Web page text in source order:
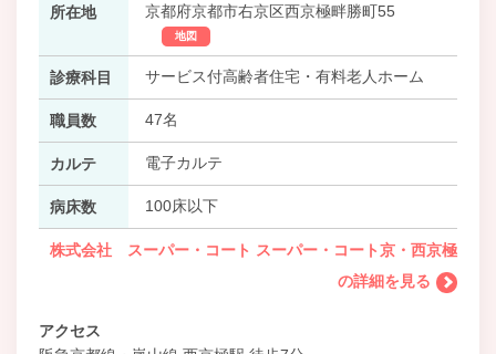
所在地 京都府京都市右京区西京極畔勝町55
地図
診療科目 サービス付高齢者住宅・有料老人ホーム
職員数 47名
カルテ 電子カルテ
病床数 100床以下
株式会社 スーパー・コート スーパー・コート京・西京極
の詳細を見る
アクセス